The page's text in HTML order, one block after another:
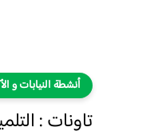
أنشطة النيابات و
تاونات :